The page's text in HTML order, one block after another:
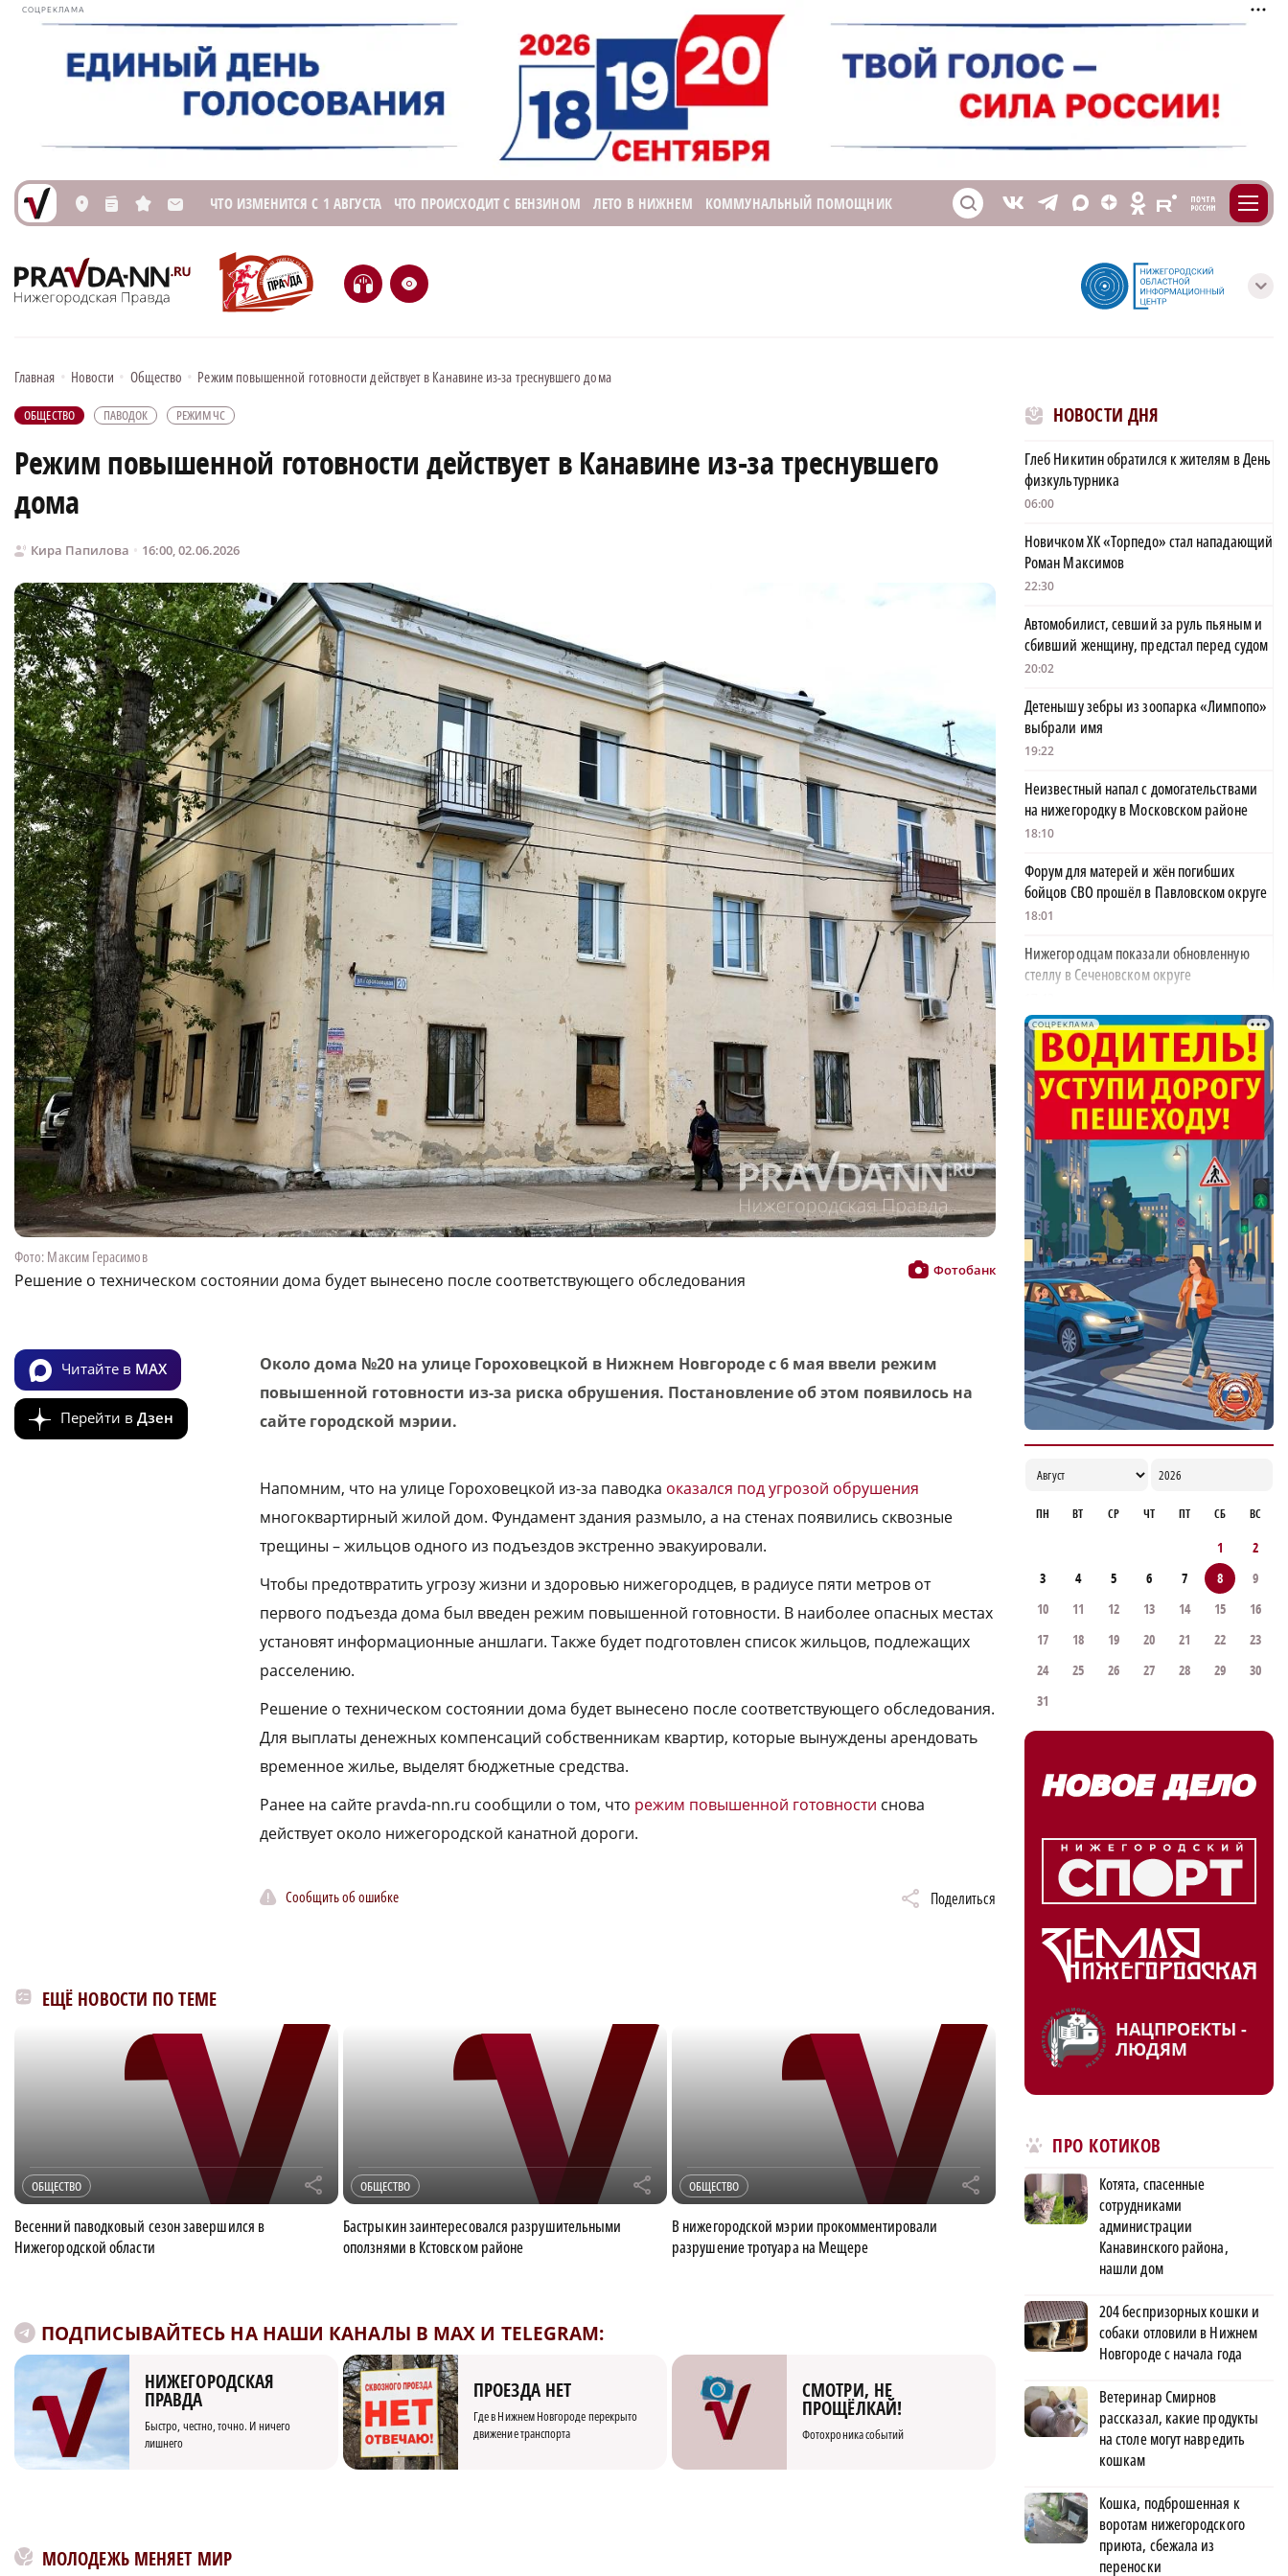
СОЦРЕКЛАМА
L n s M ЧТО ИЗМЕНИТСЯ С 1 АВГУСТА ЧТО ПРОИСХОДИТ С БЕНЗИНОМ ЛЕТО В НИЖНЕМ КОММУНАЛЬНЫЙ ПОМОЩНИК S V T X Z O E m
H e с
Главная • Новости • Общество • Режим повышенной готовности действует в Канавине из-за треснувшего дома
ОБЩЕСТВО ПАВОДОК РЕЖИМ ЧС
Режим повышенной готовности действует в Канавине из-за треснувшего
дома
Кира Папилова 16:00, 02.06.2026
Фото: Максим Герасимов
Решение о техническом состоянии дома будет вынесено после соответствующего обследования Фотобанк
Читайте в MAX
Перейти в Дзен
Около дома №20 на улице Гороховецкой в Нижнем Новгороде с 6 мая ввели режим
повышенной готовности из-за риска обрушения. Постановление об этом появилось на
сайте городской мэрии.
Напомним, что на улице Гороховецкой из-за паводка оказался под угрозой обрушения
многоквартирный жилой дом. Фундамент здания размыло, а на стенах появились сквозные
трещины – жильцов одного из подъездов экстренно эвакуировали.
Чтобы предотвратить угрозу жизни и здоровью нижегородцев, в радиусе пяти метров от
первого подъезда дома был введен режим повышенной готовности. В наиболее опасных местах
установят информационные аншлаги. Также будет подготовлен список жильцов, подлежащих
расселению.
Решение о техническом состоянии дома будет вынесено после соответствующего обследования.
Для выплаты денежных компенсаций собственникам квартир, которые вынуждены арендовать
временное жилье, выделят бюджетные средства.
Ранее на сайте pravda-nn.ru сообщили о том, что режим повышенной готовности снова
действует около нижегородской канатной дороги.
Сообщить об ошибке Поделиться
ЕЩЁ НОВОСТИ ПО ТЕМЕ
ОБЩЕСТВО r
Весенний паводковый сезон завершился в
Нижегородской области
ОБЩЕСТВО r
Бастрыкин заинтересовался разрушительными
оползнями в Кстовском районе
ОБЩЕСТВО r
В нижегородской мэрии прокомментировали
разрушение тротуара на Мещере
ПОДПИСЫВАЙТЕСЬ НА НАШИ КАНАЛЫ В MAX И TELEGRAM:
НИЖЕГОРОДСКАЯ
ПРАВДА
Быстро, честно, точно. И ничего
лишнего
ПРОЕЗДА НЕТ
Где в Нижнем Новгороде перекрыто
движение транспорта
СМОТРИ, НЕ
ПРОЩЁЛКАЙ!
Фотохроника событий
МОЛОДЕЖЬ МЕНЯЕТ МИР
НОВОСТИ ДНЯ
Глеб Никитин обратился к жителям в День
физкультурника
06:00
Новичком ХК «Торпедо» стал нападающий
Роман Максимов
22:30
Автомобилист, севший за руль пьяным и
сбивший женщину, предстал перед судом
20:02
Детенышу зебры из зоопарка «Лимпопо»
выбрали имя
19:22
Неизвестный напал с домогательствами
на нижегородку в Московском районе
18:10
Форум для матерей и жён погибших
бойцов СВО прошёл в Павловском округе
18:01
Нижегородцам показали обновленную
стеллу в Сеченовском округе
Исправительные работы получил
нижегородец с долгом по алиментам 700
тысяч рублей
17:37
Обращения пострадавших продавцов WB
рассмотрят на заседании оперштаба в
августе
17:21
Нижегородская область вошла в число
лидеров научно-популярного туризма
17:10
СОЦРЕКЛАМА
ПН ВТ СР ЧТ ПТ СБ ВС
1
2
3
4 5 6 7 8
9
10
11 12 13 14 15
16
17
18 19 20 21 22
23
24
25 26 27 28 29
30
31
НАЦПРОЕКТЫ -
ЛЮДЯМ
ПРО КОТИКОВ
Котята, спасенные
сотрудниками
администрации
Канавинского района,
нашли дом
204 беспризорных кошки и
собаки отловили в Нижнем
Новгороде с начала года
Ветеринар Смирнов
рассказал, какие продукты
на столе могут навредить
кошкам
Кошка, подброшенная к
воротам нижегородского
приюта, сбежала из
переноски